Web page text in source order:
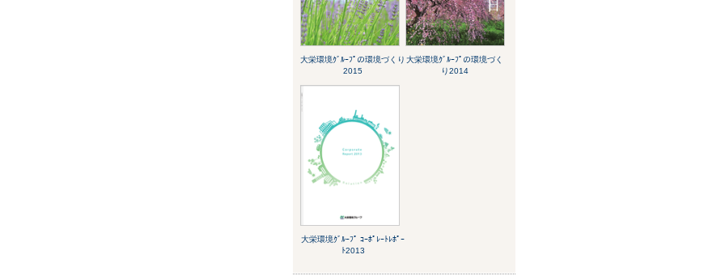
大栄環境ｸﾞﾙｰﾌﾟの環境づくり
2015
大栄環境ｸﾞﾙｰﾌﾟの環境づく
り2014
大栄環境ｸﾞﾙｰﾌﾟ ｺｰﾎﾟﾚｰﾄﾚﾎﾟｰ
ﾄ2013